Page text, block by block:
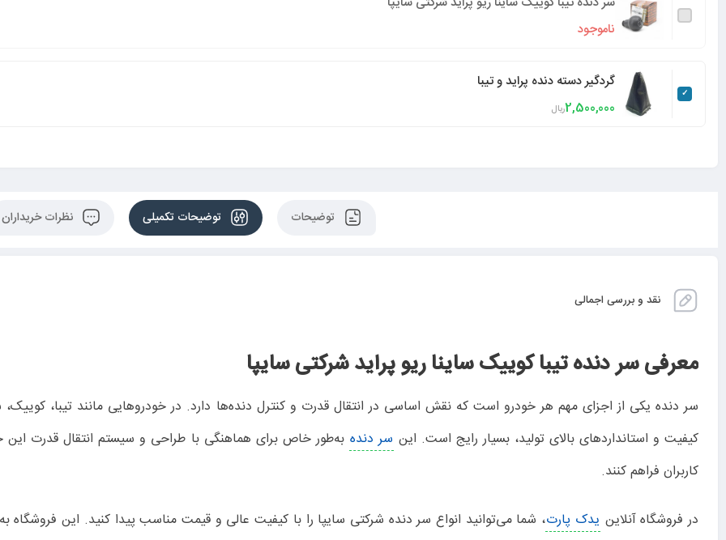
ناموجود
گردگیر دسته دنده پراید و تیبا
2,500,000ریال
توضیحات توضیحات تکمیلی نظرات خریداران
نقد و بررسی اجمالی
معرفی سر دنده تیبا کوییک ساینا ریو پراید شرکتی سایپا
سر دنده یکی از اجزای مهم هر خودرو است که نقش اساسی در انتقال قدرت و کنترل دنده‌ها دارد. در خودروهایی مانند تیبا، کوییک،
کیفیت و استانداردهای بالای تولید، بسیار رایج است. این سر دنده‌ به‌طور خاص برای هماهنگی با طراحی و سیستم انتقال قدرت این
کاربران فراهم کنند.
در فروشگاه آنلاین یدک پارت، شما می‌توانید انواع سر دنده‌ شرکتی سایپا را با کیفیت عالی و قیمت مناسب پیدا کنید. این فروشگاه